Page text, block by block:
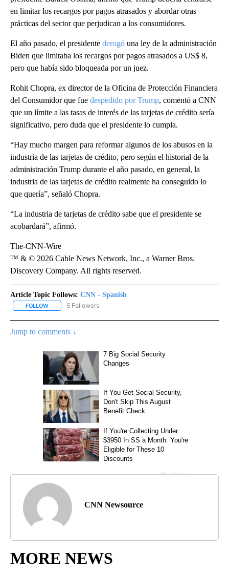
en limitar los recargos por pagos atrasados ​​y abordar otras
prácticas del sector que perjudican a los consumidores.
El año pasado, el presidente derogó una ley de la administración
Biden que limitaba los recargos por pagos atrasados ​​a US$ 8,
pero que había sido bloqueada por un juez.
Rohit Chopra, ex director de la Oficina de Protección Financiera
del Consumidor que fue despedido por Trump, comentó a CNN
que un límite a las tasas de interés de las tarjetas de crédito sería
significativo, pero duda que el presidente lo cumpla.
“Hay mucho margen para reformar algunos de los abusos en la
industria de las tarjetas de crédito, pero según el historial de la
administración Trump durante el año pasado, en general, la
industria de las tarjetas de crédito realmente ha conseguido lo
que quería”, señaló Chopra.
“La industria de tarjetas de crédito sabe que el presidente se
acobardará”, afirmó.
The-CNN-Wire
™ & © 2026 Cable News Network, Inc., a Warner Bros.
Discovery Company. All rights reserved.
Article Topic Follows: CNN - Spanish
FOLLOW FOLLOW "CNN - SPANISH" TO RECEIVE NOTIFICATIONS ABOUT
5 Followers
Jump to comments ↓
CNN Newsource
MORE NEWS